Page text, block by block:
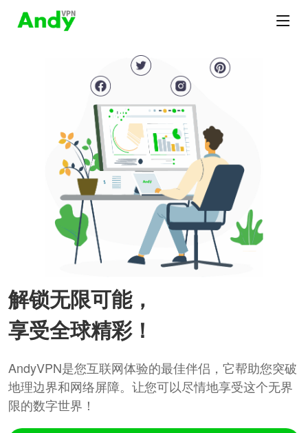
解锁无限可能，
享受全球精彩！
AndyVPN是您互联网体验的最佳伴侣，它帮助您突破
地理边界和网络屏障。让您可以尽情地享受这个无界
限的数字世界！